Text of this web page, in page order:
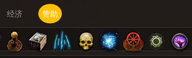
经济 赞助